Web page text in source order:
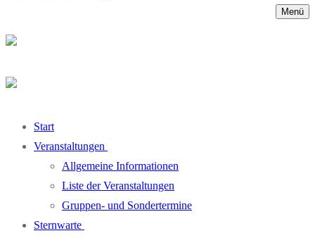
Menü
Start
Veranstaltungen
Allgemeine Informationen
Liste der Veranstaltungen
Gruppen- und Sondertermine
Sternwarte